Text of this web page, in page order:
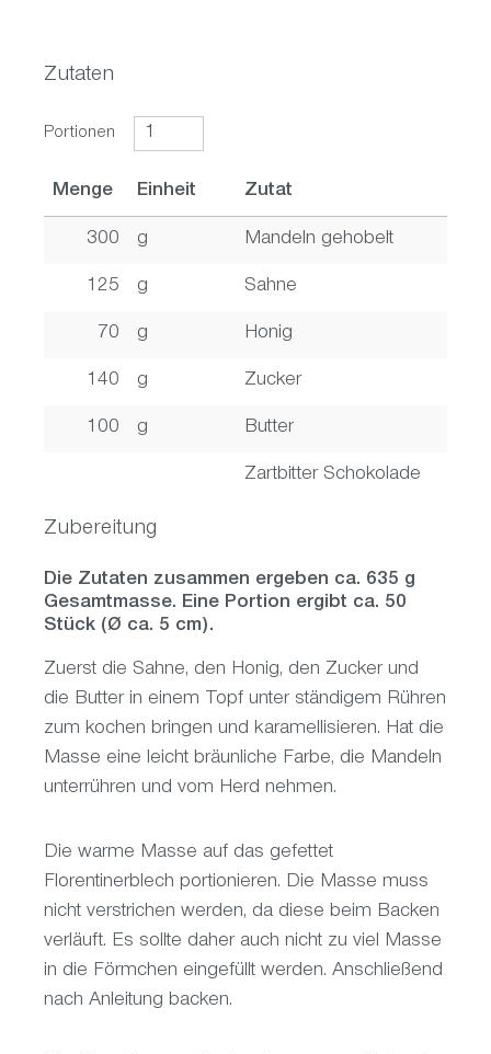
Zutaten
Portionen
Menge Einheit Zutat
300 g Mandeln gehobelt
125 g Sahne
70 g Honig
140 g Zucker
100 g Butter
Zartbitter Schokolade
Zubereitung
Die Zutaten zusammen ergeben ca. 635 g
Gesamtmasse. Eine Portion ergibt ca. 50
Stück (Ø ca. 5 cm).
Zuerst die Sahne, den Honig, den Zucker und
die Butter in einem Topf unter ständigem Rühren
zum kochen bringen und karamellisieren. Hat die
Masse eine leicht bräunliche Farbe, die Mandeln
unterrühren und vom Herd nehmen.
Die warme Masse auf das gefettet
Florentinerblech portionieren. Die Masse muss
nicht verstrichen werden, da diese beim Backen
verläuft. Es sollte daher auch nicht zu viel Masse
in die Förmchen eingefüllt werden. Anschließend
nach Anleitung backen.